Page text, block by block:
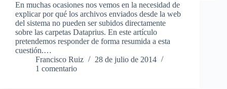
En muchas ocasiones nos vemos en la necesidad de
explicar por qué los archivos enviados desde la web
del sistema no pueden ser subidos directamente
sobre las carpetas Dataprius. En este artículo
pretendemos responder de forma resumida a esta
cuestión.…
Francisco Ruiz
28 de julio de 2014
1 comentario